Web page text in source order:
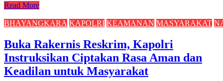
Read More
BHAYANGKARA KAPOLRI KEAMANAN MASYARAKAT
Buka Rakernis Reskrim, Kapolri
Instruksikan Ciptakan Rasa Aman dan
Keadilan untuk Masyarakat